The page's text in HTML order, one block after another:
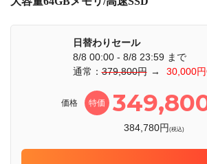
日替わりセール
8/8 00:00 - 8/8 23:59 まで
通常：379,800円 → 30,000円
価格 特価
384,780円(税込)